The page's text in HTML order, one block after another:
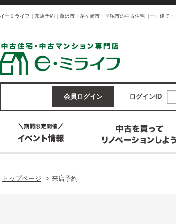
イーミライフ｜来店予約｜藤沢市・茅ヶ崎市・平塚市の中古住宅（一戸建て
会員ログイン ログインID
トップページ
> 来店予約